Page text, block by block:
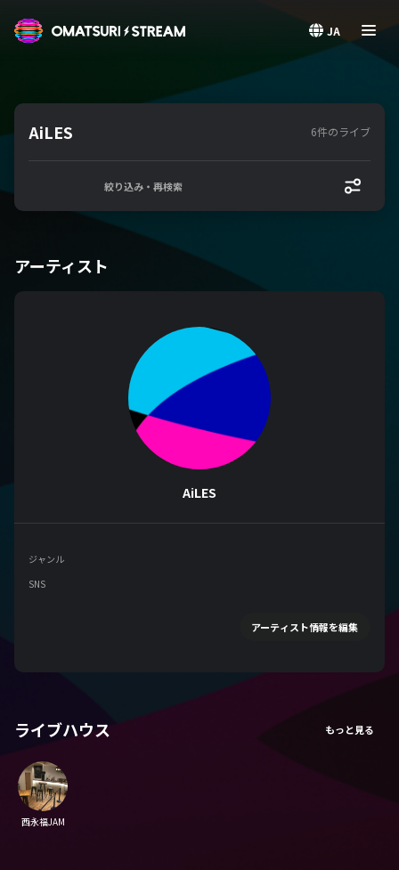
JA
AiLES 6件のライブ
絞り込み・再検索
アーティスト
AiLES
ジャンル
SNS
アーティスト情報を編集
ライブハウス
西永福JAM